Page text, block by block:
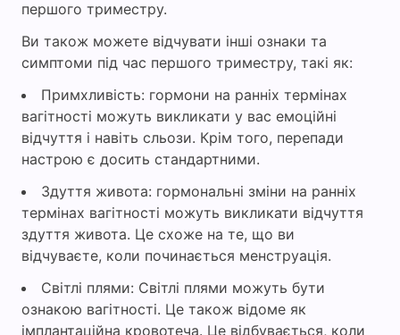
першого триместру.
Ви також можете відчувати інші ознаки та
симптоми під час першого триместру, такі як:
Примхливість: гормони на ранніх термінах
вагітності можуть викликати у вас емоційні
відчуття і навіть сльози. Крім того, перепади
настрою є досить стандартними.
Здуття живота: гормональні зміни на ранніх
термінах вагітності можуть викликати відчуття
здуття живота. Це схоже на те, що ви
відчуваєте, коли починається менструація.
Світлі плями: Світлі плями можуть бути
ознакою вагітності. Це також відоме як
імплантаційна кровотеча. Це відбувається, коли